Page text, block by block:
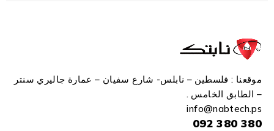
موقعنا : فلسطين – نابلس- شارع سفيان – عمارة جاليري سنتر
– الطابق الخامس .
info@nabtech.ps
380 380 092